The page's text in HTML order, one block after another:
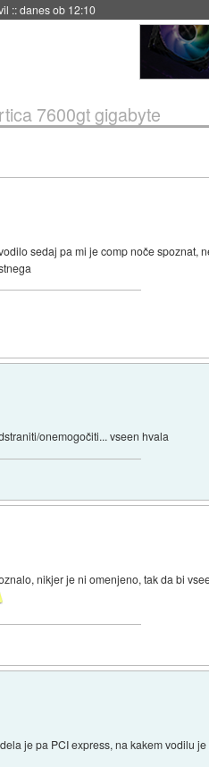
leti::danes ob 11:37
7600gt gigabyte
sedaj pa mi je comp noče spoznat,
onemogočiti... vseen hvala
nikjer je ni omenjeno, tak da bi
je pa PCI express, na kakem vodilu je